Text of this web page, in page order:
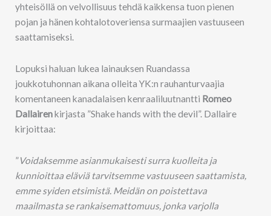
yhteisöllä on velvollisuus tehdä kaikkensa tuon pienen
pojan ja hänen kohtalotoveriensa surmaajien vastuuseen
saattamiseksi.
Lopuksi haluan lukea lainauksen Ruandassa
joukkotuhonnan aikana olleita YK:n rauhanturvaajia
komentaneen kanadalaisen kenraaliluutnantti Romeo
Dallairenkirjasta ”Shake hands with the devil”. Dallaire
kirjoittaa:
”Voidaksemme asianmukaisesti surra kuolleita ja
kunnioittaa eläviä tarvitsemme vastuuseen saattamista,
emme syiden etsimistä. Meidän on poistettava
maailmasta se rankaisemattomuus, jonka varjolla